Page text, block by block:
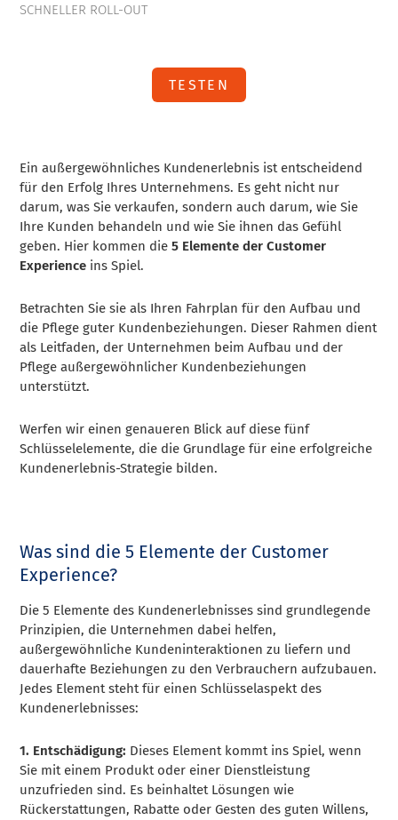
SCHNELLER ROLL-OUT
TESTEN
Ein außergewöhnliches Kundenerlebnis ist entscheidend
für den Erfolg Ihres Unternehmens. Es geht nicht nur
darum, was Sie verkaufen, sondern auch darum, wie Sie
Ihre Kunden behandeln und wie Sie ihnen das Gefühl
geben. Hier kommen die5 Elemente der Customer
Experience ins Spiel.
Betrachten Sie sie als Ihren Fahrplan für den Aufbau und
die Pflege guter Kundenbeziehungen. Dieser Rahmen dient
als Leitfaden, der Unternehmen beim Aufbau und der
Pflege außergewöhnlicher Kundenbeziehungen
unterstützt.
Werfen wir einen genaueren Blick auf diese fünf
Schlüsselelemente, die die Grundlage für eine erfolgreiche
Kundenerlebnis-Strategie bilden.
Was sind die 5 Elemente der Customer
Experience?
Die 5 Elemente des Kundenerlebnisses sind grundlegende
Prinzipien, die Unternehmen dabei helfen,
außergewöhnliche Kundeninteraktionen zu liefern und
dauerhafte Beziehungen zu den Verbrauchern aufzubauen.
Jedes Element steht für einen Schlüsselaspekt des
Kundenerlebnisses:
1. Entschädigung: Dieses Element kommt ins Spiel, wenn
Sie mit einem Produkt oder einer Dienstleistung
unzufrieden sind. Es beinhaltet Lösungen wie
Rückerstattungen, Rabatte oder Gesten des guten Willens,